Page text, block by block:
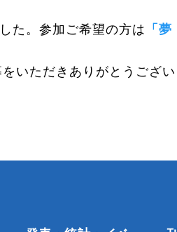
た。参加ご希望の方は 「
いただきありがとうござい